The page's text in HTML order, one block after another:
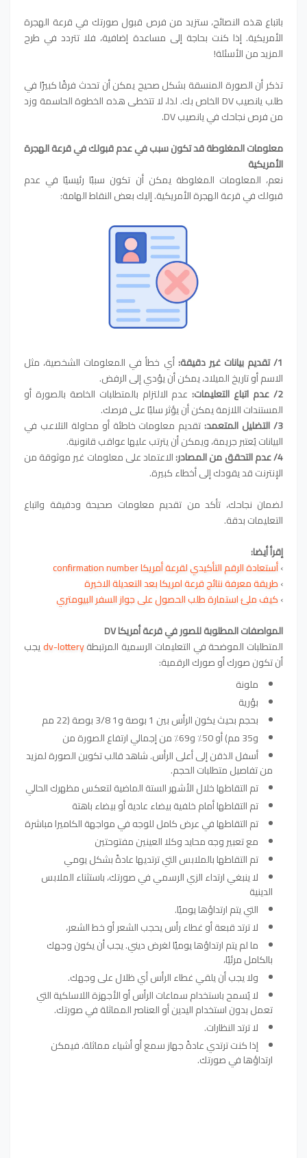
باتباع هذه النصائح، ستزيد من فرص قبول صورتك في قرعة الهجرة
الأمريكية. إذا كنت بحاجة إلى مساعدة إضافية، فلا تتردد في طرح
المزيد من الأسئلة!
تذكر أن الصورة المنسقة بشكل صحيح يمكن أن تحدث فرقًا كبيرًا في
طلب يانصيب DV الخاص بك. لذا، لا تتخطى هذه الخطوة الحاسمة وزد
من فرص نجاحك في يانصيب DV.
معلومات المغلوطة قد تكون سبب في عدم قبولك في قرعة الهجرة
الأمريكية
نعم، المعلومات المغلوطة يمكن أن تكون سببًا رئيسيًا في عدم
قبولك في قرعة الهجرة الأمريكية. إليك بعض النقاط الهامة:
1/ تقديم بيانات غير دقيقة:
أي خطأ في المعلومات الشخصية، مثل
الاسم أو تاريخ الميلاد، يمكن أن يؤدي إلى الرفض.
2/ عدم اتباع التعليمات:
عدم الالتزام بالمتطلبات الخاصة بالصورة أو
المستندات اللازمة يمكن أن يؤثر سلبًا على فرصك.
3/ التضليل المتعمد:
تقديم معلومات خاطئة أو محاولة التلاعب في
البيانات يُعتبر جريمة، ويمكن أن يترتب عليها عواقب قانونية.
4/ عدم التحقق من المصادر:
الاعتماد على معلومات غير موثوقة من
الإنترنت قد يقودك إلى أخطاء كبيرة.
لضمان نجاحك، تأكد من تقديم معلومات صحيحة ودقيقة واتباع
التعليمات بدقة.
إقرأ أيضا:
›أستعادة الرقم التأكيدي لقرعة أمريكا confirmation number
›طريقة معرفة نتائج قرعة امريكا بعد التعديلة الاخيرة
›كيف ملئ استمارة طلب الحصول على جواز السفر البيومتري
المواصفات المطلوبة للصور في قرعة أمريكا DV
المتطلبات الموضحة في التعليمات الرسمية المرتبطةdv-lotteryيجب
أن تكون صورك أو صورك الرقمية:
ملونة
بؤرية
بحجم بحيث يكون الرأس بين 1 بوصة و1 3/8 بوصة (22 مم
و35 مم) أو 50٪ و69٪ من إجمالي ارتفاع الصورة من
أسفل الذقن إلى أعلى الرأس. شاهد قالب تكوين الصورة لمزيد
من تفاصيل متطلبات الحجم.
تم التقاطها خلال الأشهر الستة الماضية لتعكس مظهرك الحالي
تم التقاطها أمام خلفية بيضاء عادية أو بيضاء باهتة
تم التقاطها في عرض كامل للوجه في مواجهة الكاميرا مباشرة
مع تعبير وجه محايد وكلا العينين مفتوحتين
تم التقاطها بالملابس التي ترتديها عادةً بشكل يومي
لا ينبغي ارتداء الزي الرسمي في صورتك، باستثناء الملابس
الدينية
التي يتم ارتداؤها يوميًا.
لا ترتد قبعة أو غطاء رأس يحجب الشعر أو خط الشعر،
ما لم يتم ارتداؤها يوميًا لغرض ديني. يجب أن يكون وجهك
بالكامل مرئيًا،
ولا يجب أن يلقي غطاء الرأس أي ظلال على وجهك.
لا يُسمح باستخدام سماعات الرأس أو الأجهزة اللاسلكية التي
تعمل بدون استخدام اليدين أو العناصر المماثلة في صورتك.
لا ترتد النظارات.
إذا كنت ترتدي عادةً جهاز سمع أو أشياء مماثلة، فيمكن
ارتداؤها في صورتك.